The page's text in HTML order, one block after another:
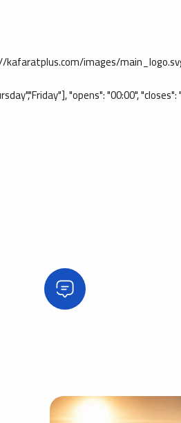
"opens": "00:00",